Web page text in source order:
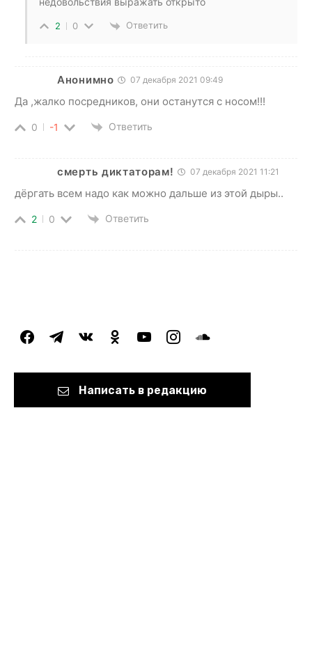
2 0 Ответить
Анонимно 07 декабря 2021 09:49
Да ,жалко посредников, они останутся с носом!!!
0 -1 Ответить
смерть диктаторам! 07 декабря 2021 11:21
дёргать всем надо как можно дальше из этой дыры..
2 0 Ответить
facebooktelegramvkontakteodnoklassniki
youtubeinstagramsoundcloud
Написать в редакцию